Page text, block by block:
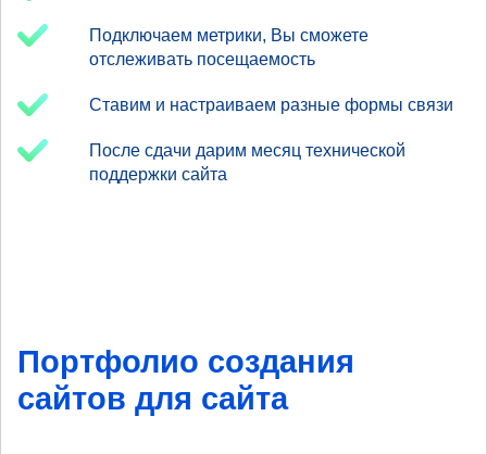
Подключаем метрики, Вы сможете
отслеживать посещаемость
Ставим и настраиваем разные формы связи
После сдачи дарим месяц технической
поддержки сайта
Портфолио создания
сайтов для сайта